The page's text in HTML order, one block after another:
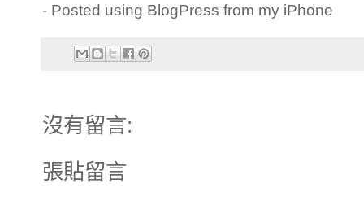
- Posted using BlogPress from my iPhone
沒有留言:
張貼留言